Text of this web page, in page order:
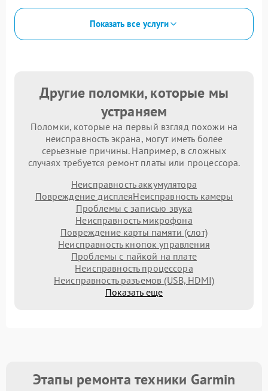
Показать все услуги
Другие поломки, которые мы
устраняем
Поломки, которые на первый взгляд похожи на
неисправность экрана, могут иметь более
серьезные причины. Например, в сложных
случаях требуется ремонт платы или процессора.
Неисправность аккумулятора
Повреждение дисплеяНеисправность камеры
Проблемы с записью звука
Неисправность микрофона
Повреждение карты памяти (слот)
Неисправность кнопок управления
Проблемы с пайкой на плате
Неисправность процессора
Неисправность разъемов (USB, HDMI)
Показать еще
Этапы ремонта техники Garmin